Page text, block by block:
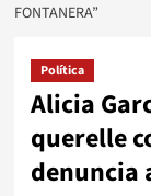
FONTANERA”
Política
Alicia
querelle
denuncia